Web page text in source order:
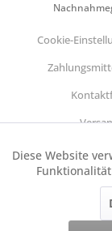
Cookie-
Dieser Webshop
Funktionale
Diese Website